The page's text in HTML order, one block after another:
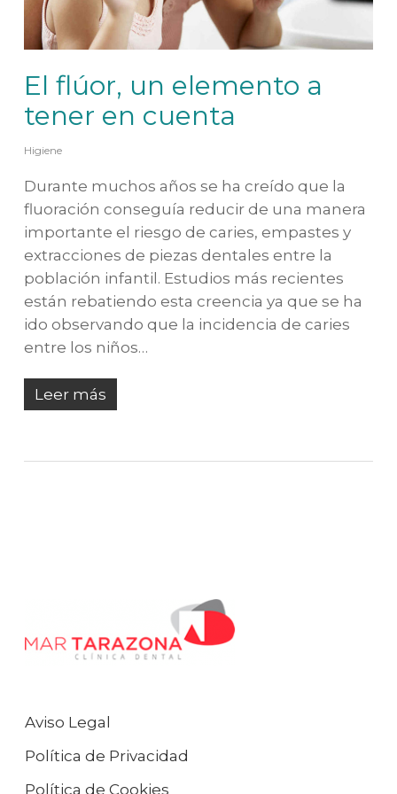
El flúor, un elemento a
tener en cuenta
Higiene
Durante muchos años se ha creído que la
fluoración conseguía reducir de una manera
importante el riesgo de caries, empastes y
extracciones de piezas dentales entre la
población infantil. Estudios más recientes
están rebatiendo esta creencia ya que se ha
ido observando que la incidencia de caries
entre los niños…
Leer más
Aviso Legal
Política de Privacidad
Política de Cookies